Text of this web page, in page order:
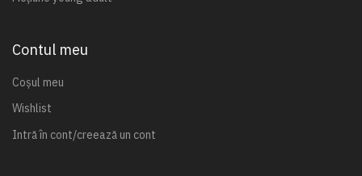
Contul meu
Coșul meu
Wishlist
Intră în cont/creează un cont